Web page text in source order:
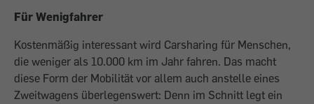
Für Wenigfahrer
Kostenmäßig interessant wird Carsharing für Menschen,
die weniger als 10.000 km im Jahr fahren. Das macht
diese Form der Mobilität vor allem auch anstelle eines
Zweitwagens überlegenswert: Denn im Schnitt legt ein